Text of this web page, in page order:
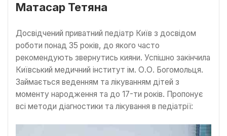
Матасар Тетяна
Досвідчений приватний педіатр Київ з досвідом
роботи понад 35 років, до якого часто
рекомендують звернутись кияни. Успішно закінчила
Київський медичний інститут ім. О.О. Богомольця.
Займається веденням та лікуванням дітей з
моменту народження та до 17-ти років. Пропонує
всі методи діагностики та лікування в педіатрії: